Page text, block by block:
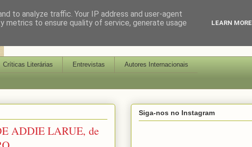
Críticas Literárias Entrevistas Autores Internacionais
ADDIE LARUE, de
Siga-nos no Instagram
to analyze traffic. Your IP address and user-agent
metrics to ensure quality of service, generate usage
LEARN MORE